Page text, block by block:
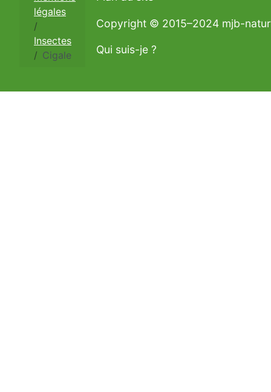
légales
Insectes
Cigale
Copyright © 2015–2024 mjb-
Qui suis-je ?